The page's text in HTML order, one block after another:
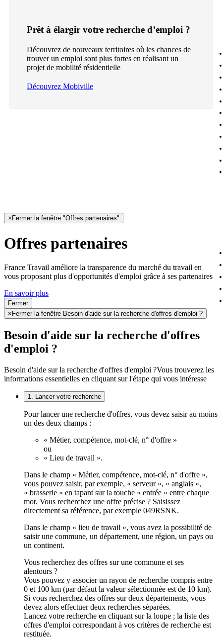
Prêt à élargir votre recherche d’emploi ?
Découvrez de nouveaux territoires où les chances de
trouver un emploi sont plus fortes en réalisant un
projet de mobilité résidentielle
Découvrez Mobiville
× Fermer la fenêtre "Offres partenaires"
Offres partenaires
France Travail améliore la transparence du marché du travail en
vous proposant plus d'opportunités d'emploi grâce à ses partenaires
En savoir plus
Fermer
× Fermer la fenêtre Besoin d'aide sur la recherche d'offres d'emploi ?
Besoin d'aide sur la recherche d'offres
d'emploi ?
Besoin d'aide sur la recherche d'offres d'emploi ?Vous trouverez les
informations essentielles en cliquant sur l'étape qui vous intéresse
1. Lancer votre recherche
Pour lancer une recherche d'offres, vous devez saisir au moins
un des deux champs :
« Métier, compétence, mot-clé, n° d'offre »
ou
« Lieu de travail ».
Dans le champ « Métier, compétence, mot-clé, n° d'offre »,
vous pouvez saisir, par exemple, « serveur », « anglais »,
« brasserie » en tapant sur la touche « entrée » entre chaque
mot. Vous recherchez une offre précise ? Saisissez
directement sa référence, par exemple 049RSNK.
Dans le champ « lieu de travail », vous avez la possibilité de
saisir une commune, un département, une région, un pays ou
un continent.
Vous recherchez des offres sur une commune et ses
alentours ?
Vous pouvez y associer un rayon de recherche compris entre
0 et 100 km (par défaut la valeur sélectionnée est de 10 km).
Si vous recherchez des offres sur deux départements, vous
devez alors effectuer deux recherches séparées.
Lancez votre recherche en cliquant sur la loupe ; la liste des
offres d'emploi correspondant à vos critères de recherche est
restituée.